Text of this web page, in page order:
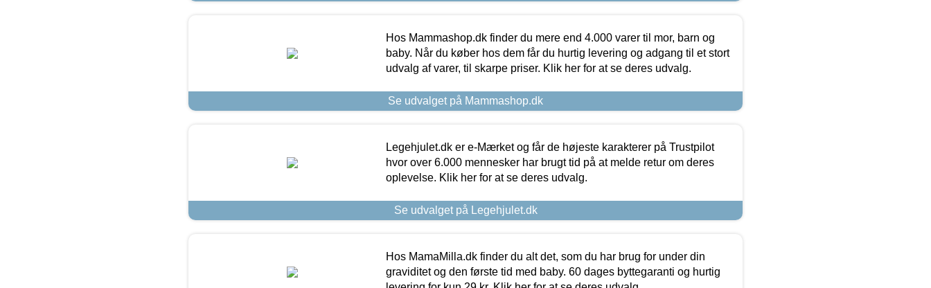
Hos Mammashop.dk finder du mere end 4.000 varer til mor, barn og
baby. Når du køber hos dem får du hurtig levering og adgang til et stort
udvalg af varer, til skarpe priser. Klik her for at se deres udvalg.
Se udvalget på Mammashop.dk
Legehjulet.dk er e-Mærket og får de højeste karakterer på Trustpilot
hvor over 6.000 mennesker har brugt tid på at melde retur om deres
oplevelse. Klik her for at se deres udvalg.
Se udvalget på Legehjulet.dk
Hos MamaMilla.dk finder du alt det, som du har brug for under din
graviditet og den første tid med baby. 60 dages byttegaranti og hurtig